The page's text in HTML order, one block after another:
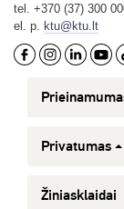
tel. +370 (37) 300
el. p. ktu@ktu.lt
Privatumas
Žiniasklaidai